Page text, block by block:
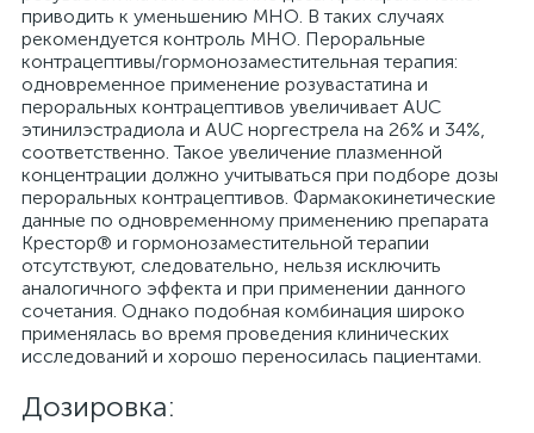
приводить к уменьшению МНО. В таких случаях
рекомендуется контроль МНО. Пероральные
контрацептивы/гормонозаместительная терапия:
одновременное применение розувастатина и
пероральных контрацептивов увеличивает AUC
этинилэстрадиола и AUC норгестрела на 26% и 34%,
соответственно. Такое увеличение плазменной
концентрации должно учитываться при подборе дозы
пероральных контрацептивов. Фармакокинетические
данные по одновременному применению препарата
Крестор® и гормонозаместительной терапии
отсутствуют, следовательно, нельзя исключить
аналогичного эффекта и при применении данного
сочетания. Однако подобная комбинация широко
применялась во время проведения клинических
исследований и хорошо переносилась пациентами.
Дозировка: